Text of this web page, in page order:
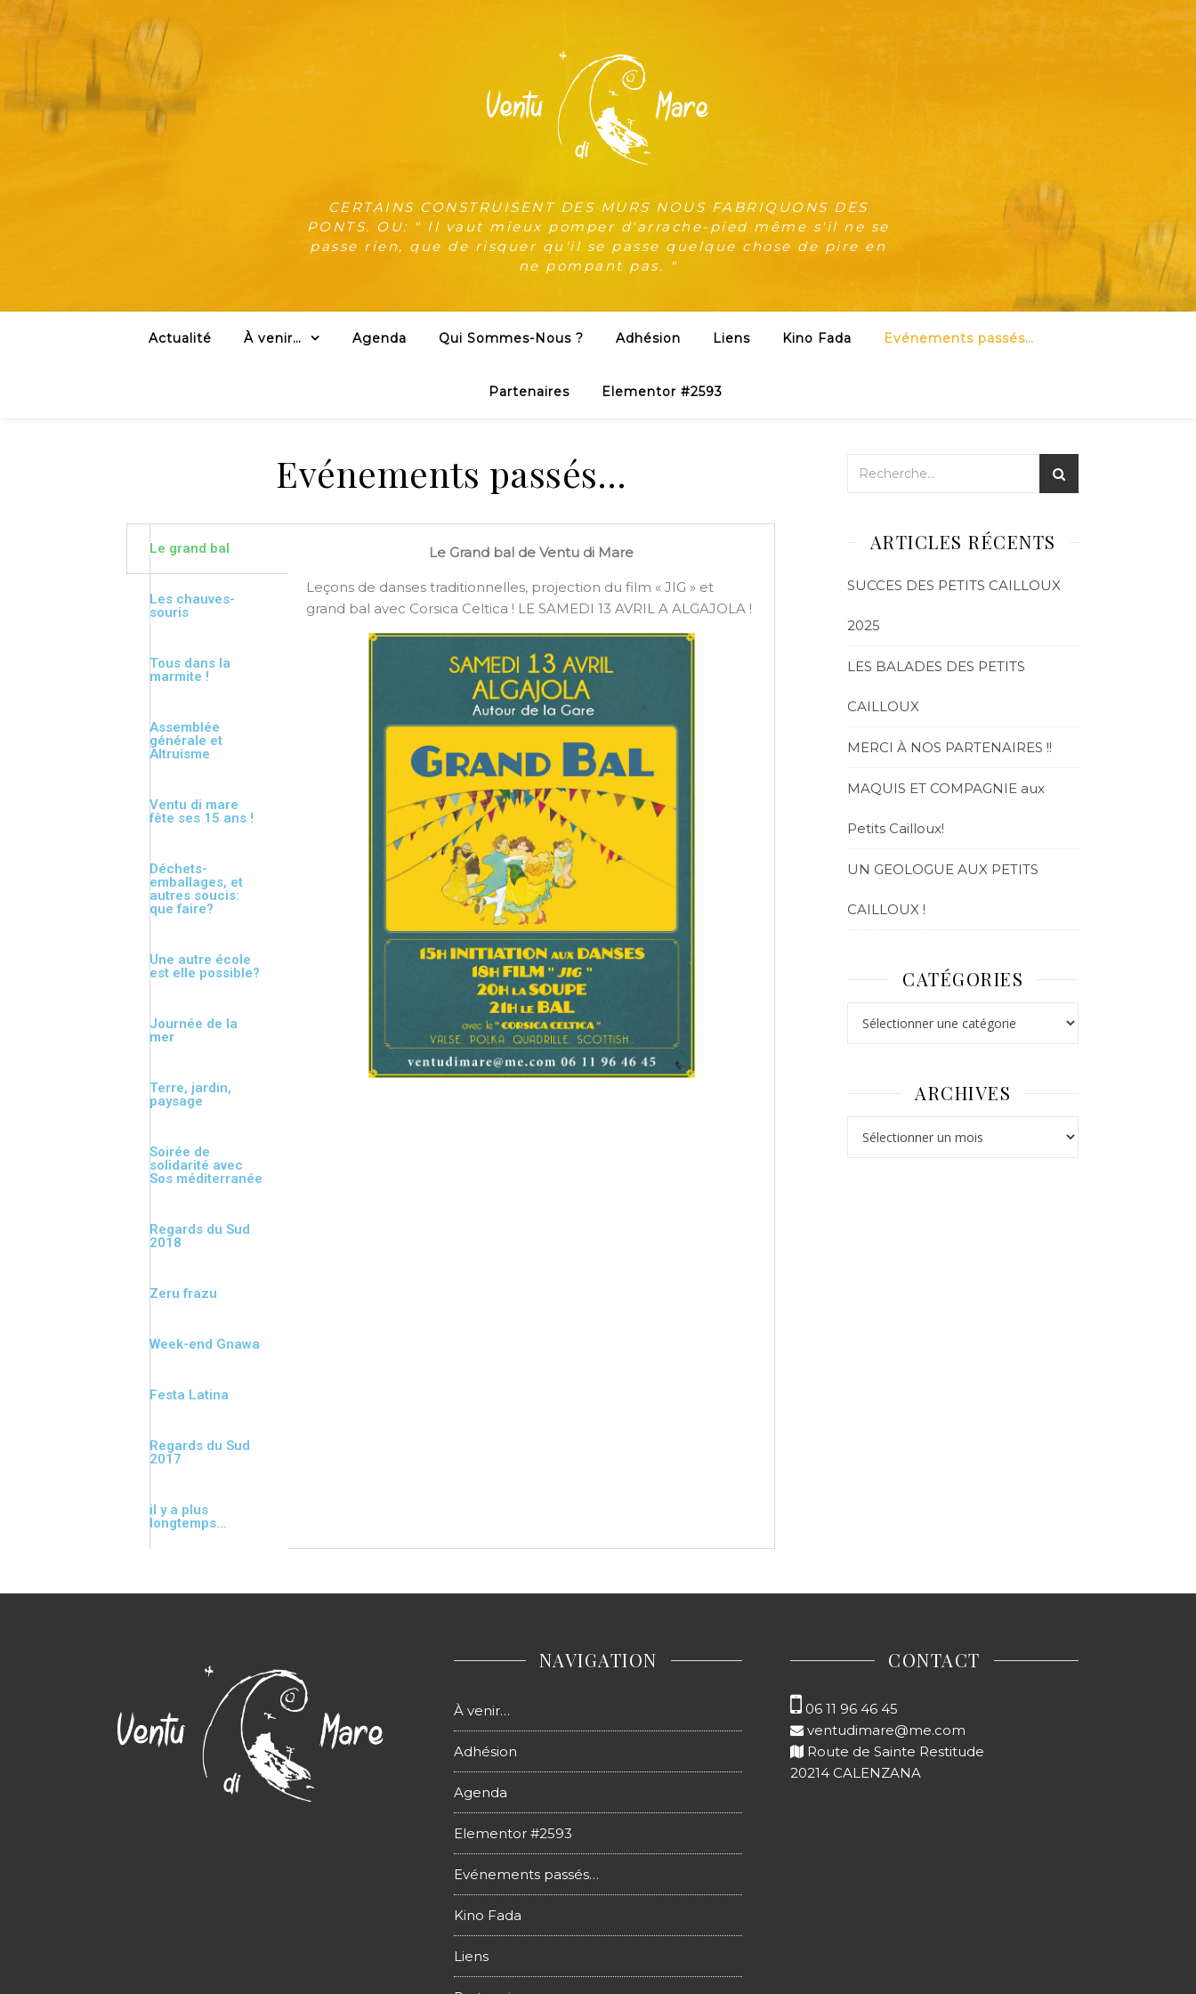
CERTAINS CONSTRUISENT DES MURS NOUS FABRIQUONS DES
PONTS. OU: " Il vaut mieux pomper d'arrache-pied même s'il ne se
passe rien, que de risquer qu'il se passe quelque chose de pire en
ne pompant pas. "
Actualité À venir… Agenda Qui Sommes-Nous ? Adhésion Liens Kino Fada Evénements passés…
Partenaires Elementor #2593
Evénements passés…
Le grand bal
Les chauves-
souris
Tous dans la
marmite !
Assemblée
générale et
Altruisme
Ventu di mare
fête ses 15 ans !
Déchets-
emballages, et
autres soucis:
que faire?
Une autre école
est elle possible?
Journée de la
mer
Terre, jardin,
paysage
Soirée de
solidarité avec
Sos méditerranée
Regards du Sud
2018
Zeru frazu
Week-end Gnawa
Festa Latina
Regards du Sud
2017
il y a plus
longtemps...
Le Grand bal de Ventu di Mare
Leçons de danses traditionnelles, projection du film « JIG » et
grand bal avec Corsica Celtica ! LE SAMEDI 13 AVRIL A ALGAJOLA !
ARTICLES RÉCENTS
SUCCES DES PETITS CAILLOUX
2025
LES BALADES DES PETITS
CAILLOUX
MERCI À NOS PARTENAIRES !!
MAQUIS ET COMPAGNIE aux
Petits Cailloux!
UN GEOLOGUE AUX PETITS
CAILLOUX !
CATÉGORIES
ARCHIVES
NAVIGATION
À venir…
Adhésion
Agenda
Elementor #2593
Evénements passés…
Kino Fada
Liens
CONTACT
06 11 96 46 45‬
ventudimare@me.com
Route de Sainte Restitude
20214 CALENZANA